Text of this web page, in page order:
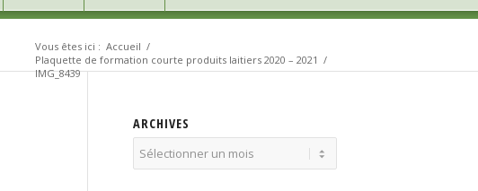
Vous êtes ici : Accueil /
Plaquette de formation courte produits laitiers 2020 – 2021 /
IMG_8439
ARCHIVES